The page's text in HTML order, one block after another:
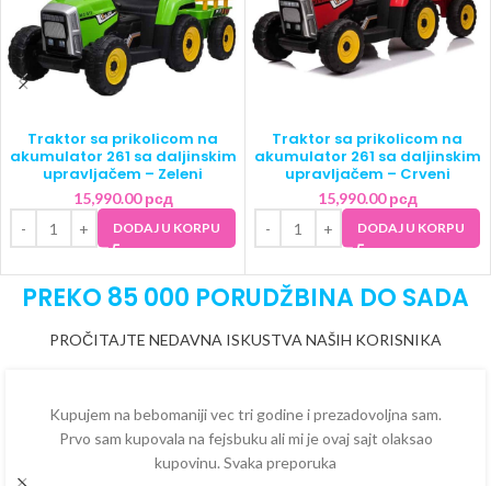
Traktor sa prikolicom na
akumulator 261 sa daljinskim
upravljačem – Zeleni
15,990.00рсд
DODAJ U KORPU
Traktor sa prikolicom na
akumulator 261 sa daljinskim
upravljačem – Crveni
15,990.00рсд
DODAJ U KORPU
PREKO 85 000 PORUDŽBINA DO SADA
PROČITAJTE NEDAVNA ISKUSTVA NAŠIH KORISNIKA
Kupujem na bebomaniji vec tri godine i prezadovoljna sam.
Prvo sam kupovala na fejsbuku ali mi je ovaj sajt olaksao
kupovinu. Svaka preporuka